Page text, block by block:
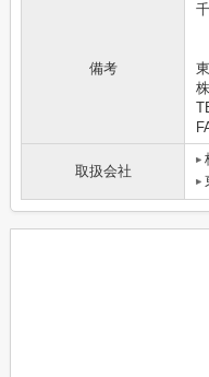
備考
取扱会社